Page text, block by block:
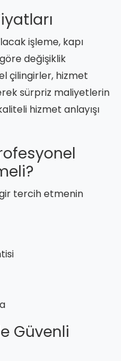
işleme, kapı
değişiklik
çilingirler, hizmet
sürpriz maliyetlerin
hizmet anlayışı
tercih etmenin
Güvenli